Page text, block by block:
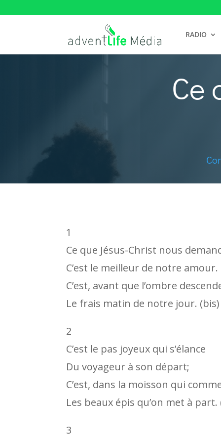
RADIO
Ce
1
Ce que Jésus-Christ nous
C’est le meilleur de notre amour.
C’est, avant que l’ombre
Le frais matin de notre jour. (bis)
2
C’est le pas joyeux qui s’élance
Du voyageur à son départ;
C’est, dans la moisson qui
Les beaux épis qu’on met à part.
3